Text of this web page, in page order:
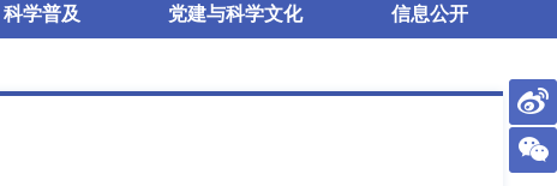
科学普及 党建与科学文化 信息公开